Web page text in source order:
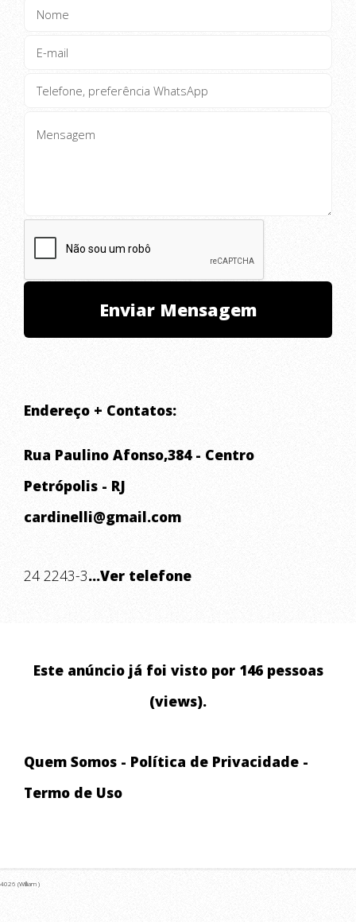
Endereço + Contatos:
Rua Paulino Afonso,384 - Centro
Petrópolis - RJ
cardinelli@gmail.com
24 2243-3...Ver telefone
Este anúncio já foi visto por 146 pessoas
(views).
Quem Somos - Política de Privacidade -
Termo de Uso
4026 (William )